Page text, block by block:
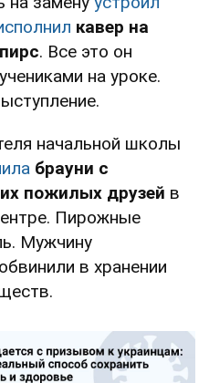
кавер на
. Все это он
на уроке.
начальной школы
брауни с
пожилых друзей в
Пирожные
Мужчину
в хранении